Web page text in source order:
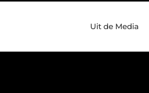
Uit de Media